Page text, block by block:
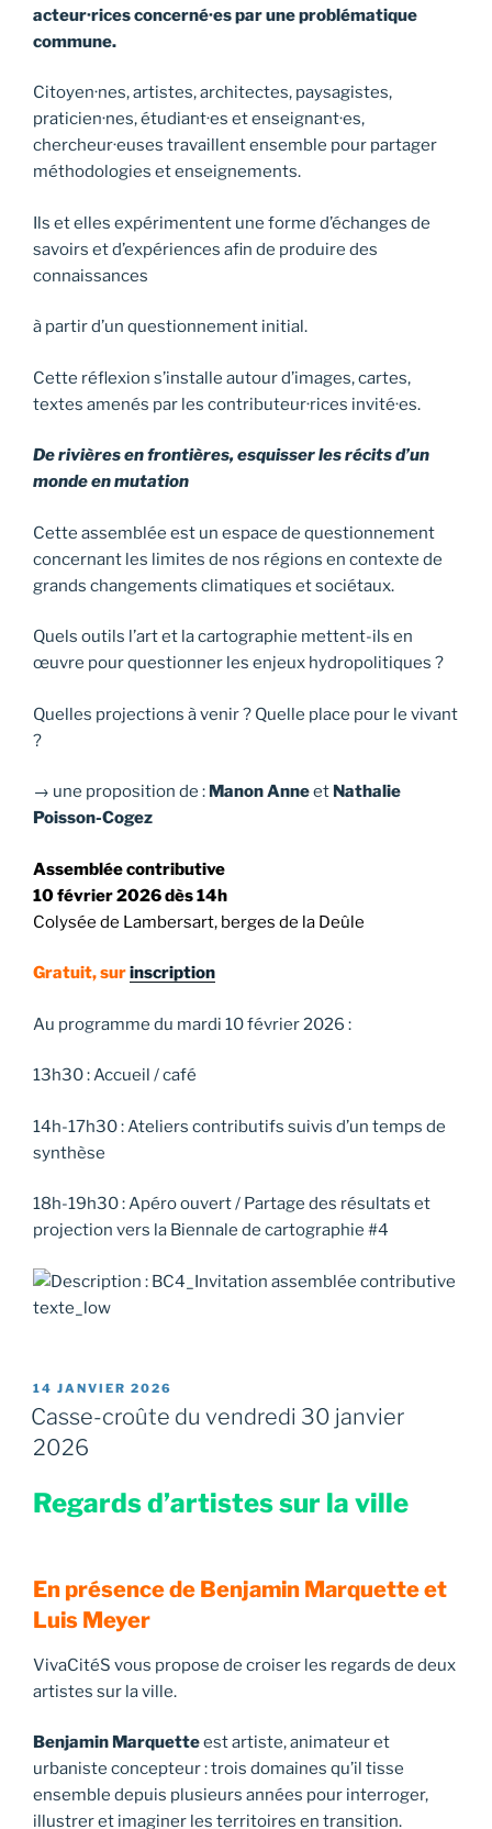
acteur·rices concerné·es par une problématique
commune.
Citoyen·nes, artistes, architectes, paysagistes,
praticien·nes, étudiant·es et enseignant·es,
chercheur·euses travaillent ensemble pour partager
méthodologies et enseignements.
Ils et elles expérimentent une forme d’échanges de
savoirs et d’expériences afin de produire des
connaissances
à partir d’un questionnement initial.
Cette réflexion s’installe autour d’images, cartes,
textes amenés par les contributeur·rices invité·es.
De rivières en frontières, esquisser les récits d’un
monde en mutation
Cette assemblée est un espace de questionnement
concernant les limites de nos régions en contexte de
grands changements climatiques et sociétaux.
Quels outils l’art et la cartographie mettent-ils en
œuvre pour questionner les enjeux hydropolitiques ?
Quelles projections à venir ? Quelle place pour le vivant
?
→ une proposition de : Manon Anneet Nathalie
Poisson-Cogez
Assemblée contributive
10 février 2026 dès 14h
Colysée de Lambersart, berges de la Deûle
Gratuit, surinscription
Au programme du mardi 10 février 2026 :
13h30 : Accueil / café
14h-17h30 : Ateliers contributifs suivis d’un temps de
synthèse
18h-19h30 : Apéro ouvert / Partage des résultats et
projection vers la Biennale de cartographie #4
PUBLIÉ
LE
14 JANVIER 2026
Casse-croûte du vendredi 30 janvier
2026
Regards d’artistes sur la ville
En présence de Benjamin Marquette et
Luis Meyer
VivaCitéS vous propose de croiser les regards de deux
artistes sur la ville.
Benjamin Marquetteest artiste, animateur et
urbaniste concepteur : trois domaines qu’il tisse
ensemble depuis plusieurs années pour interroger,
illustrer et imaginer les territoires en transition.